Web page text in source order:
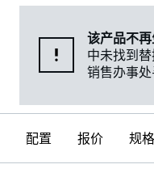
该产品不再
中未找到
销售办事处
配置 报价 规格